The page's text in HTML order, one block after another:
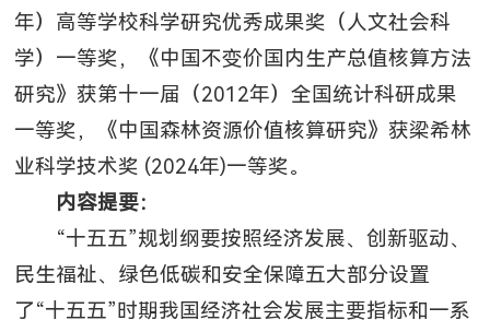
年）高等学校科学研究优秀成果奖（人文社会科
学）一等奖，《中国不变价国内生产总值核算方法
研究》获第十一届（2012年）全国统计科研成果
一等奖，《中国森林资源价值核算研究》获梁希林
业科学技术奖 (2024年)一等奖。
内容提要：
“十五五”规划纲要按照经济发展、创新驱动、
民生福祉、绿色低碳和安全保障五大部分设置
了“十五五”时期我国经济社会发展主要指标和一系